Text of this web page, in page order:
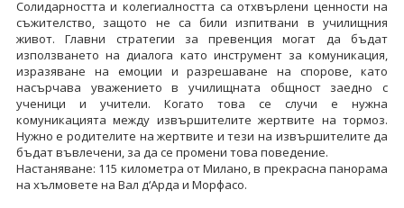
Солидарността и колегиалността са отхвърлени ценности на
съжителство, защото не са били изпитвани в училищния
живот. Главни стратегии за превенция могат да бъдат
използването на диалога като инструмент за комуникация,
изразяване на емоции и разрешаване на спорове, като
насърчава уважението в училищната общност заедно с
ученици и учители. Когато това се случи е нужна
комуникацията между извършителите жертвите на тормоз.
Нужно е родителите на жертвите и тези на извършителите да
бъдат въвлечени, за да се промени това поведение.
Настаняване: 115 километра от Милано, в прекрасна панорама
на хълмовете на Вал д‘Арда и Морфасо.